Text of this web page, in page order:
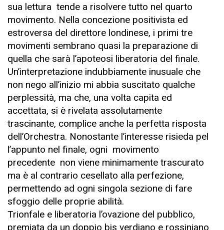
sua lettura tende a risolvere tutto nel quarto
movimento. Nella concezione positivista ed
estroversa del direttore londinese, i primi tre
movimenti sembrano quasi la preparazione di
quella che sarà l’apoteosi liberatoria del finale.
Un’interpretazione indubbiamente inusuale che
non nego all’inizio mi abbia suscitato qualche
perplessità, ma che, una volta capita ed
accettata, si è rivelata assolutamente
trascinante, complice anche la perfetta risposta
dell’Orchestra. Nonostante l’interesse risieda pel
l’appunto nel finale, ogni movimento
precedente non viene minimamente trascurato
ma è al contrario cesellato alla perfezione,
permettendo ad ogni singola sezione di fare
sfoggio delle proprie abilità.
Trionfale e liberatoria l’ovazione del pubblico,
premiata da un doppio bis verdiano e rossiniano